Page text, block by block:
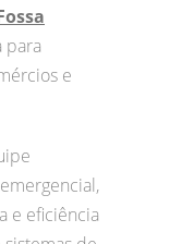
para
e
e eficiência